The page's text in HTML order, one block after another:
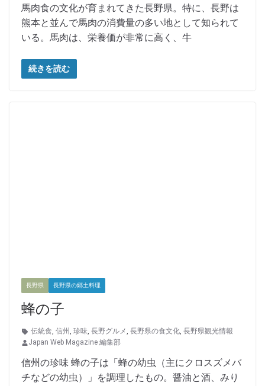
馬肉食の文化が育まれてきた長野県。特に、長野は
熊本と並んで馬肉の消費量の多い地として知られて
いる。馬肉は、栄養価が非常に高く、牛
続きを読む
長野県 長野県の郷土料理
蜂の子
伝統食, 信州 , 珍味, 長野グルメ, 長野県の食文化, 長野県観光情報
Japan Web Magazine 編集部
信州の珍味 蜂の子は「蜂の幼虫（主にクロスズメバ
チなどの幼虫）」を調理したもの。醤油と酒、みり